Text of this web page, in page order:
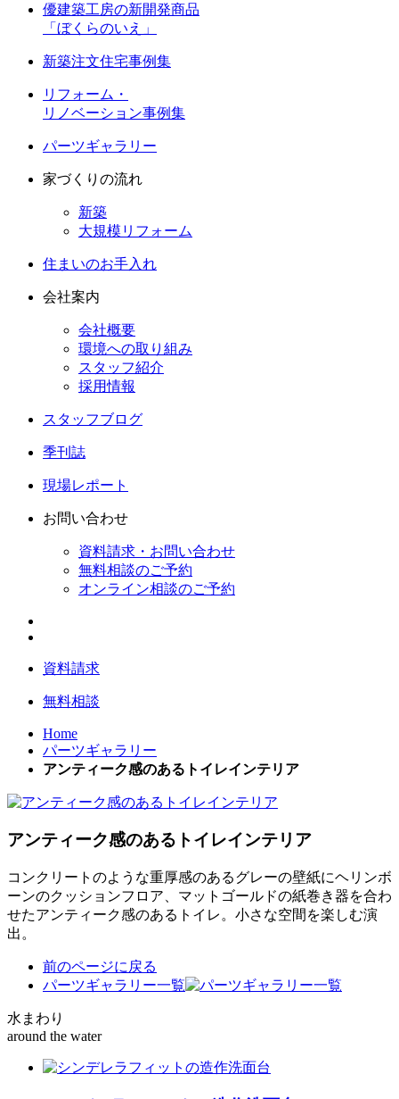
優建築工房の新開発商品
「ぼくらのいえ」
新築注文住宅事例集
リフォーム・
リノベーション事例集
パーツギャラリー
家づくりの流れ
新築
大規模リフォーム
住まいのお手入れ
会社案内
会社概要
環境への取り組み
スタッフ紹介
採用情報
スタッフブログ
季刊誌
現場レポート
お問い合わせ
資料請求・お問い合わせ
無料相談のご予約
オンライン相談のご予約
資料請求
無料相談
Home
パーツギャラリー
アンティーク感のあるトイレインテリア
アンティーク感のあるトイレインテリア
コンクリートのような重厚感のあるグレーの壁紙にヘリンボ
ーンのクッションフロア、マットゴールドの紙巻き器を合わ
せたアンティーク感のあるトイレ。小さな空間を楽しむ演
出。
前のページに戻る
パーツギャラリー一覧
水まわり
around the water